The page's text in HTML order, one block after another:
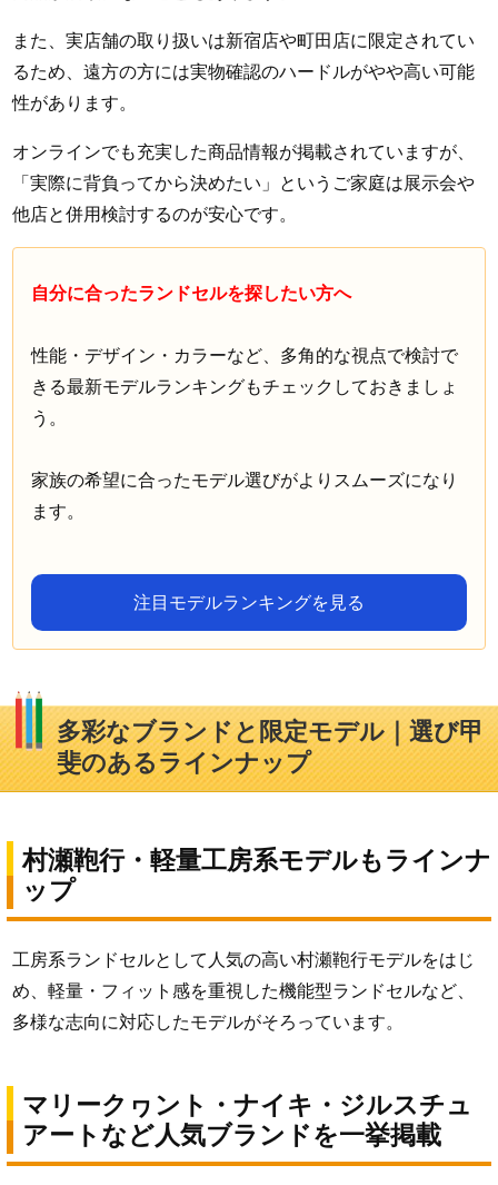
また、実店舗の取り扱いは新宿店や町田店に限定されてい
るため、遠方の方には実物確認のハードルがやや高い可能
性があります。
オンラインでも充実した商品情報が掲載されていますが、
「実際に背負ってから決めたい」というご家庭は展示会や
他店と併用検討するのが安心です。
自分に合ったランドセルを探したい方へ
性能・デザイン・カラーなど、多角的な視点で検討で
きる最新モデルランキングもチェックしておきましょ
う。
家族の希望に合ったモデル選びがよりスムーズになり
ます。
注目モデルランキングを見る
多彩なブランドと限定モデル｜選び甲
斐のあるラインナップ
村瀬鞄行・軽量工房系モデルもラインナ
ップ
工房系ランドセルとして人気の高い村瀬鞄行モデルをはじ
め、軽量・フィット感を重視した機能型ランドセルなど、
多様な志向に対応したモデルがそろっています。
マリークヮント・ナイキ・ジルスチュ
アートなど人気ブランドを一挙掲載